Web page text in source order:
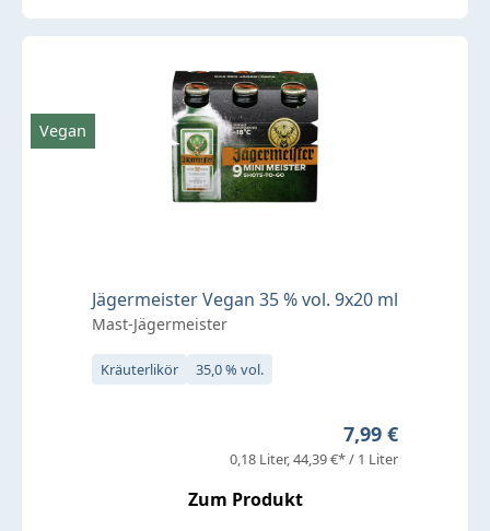
Jägermeister Vegan 35 % vol. 9x20 ml
Mast-Jägermeister
Kräuterlikör 35,0 % vol.
Regulärer Preis:
7,99 €
0,18 Liter 44,39 €* / 1 Liter
Zum Produkt
Vegan